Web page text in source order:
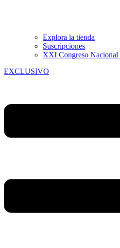
Explora la tienda
Suscripciones
XXI Congreso Nacional
EXCLUSIVO